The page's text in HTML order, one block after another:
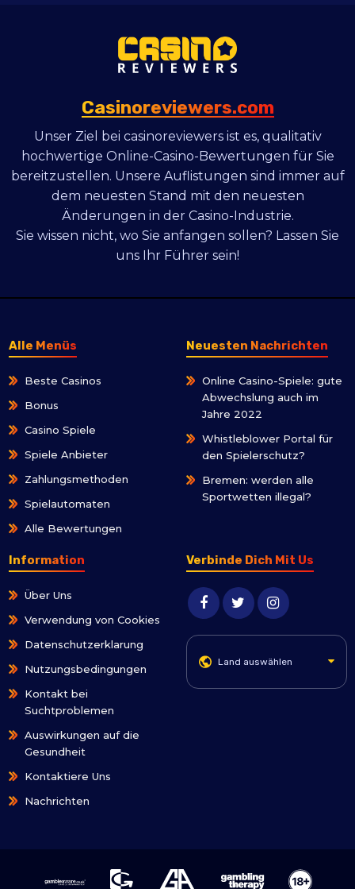
Casinoreviewers.com
Unser Ziel bei casinoreviewers ist es, qualitativ
hochwertige Online-Casino-Bewertungen für Sie
bereitzustellen. Unsere Auflistungen sind immer auf
dem neuesten Stand mit den neuesten
Änderungen in der Casino-Industrie.
Sie wissen nicht, wo Sie anfangen sollen? Lassen Sie
uns Ihr Führer sein!
Alle Menüs
Beste Casinos
Bonus
Casino Spiele
Spiele Anbieter
Zahlungsmethoden
Spielautomaten
Alle Bewertungen
Neuesten Nachrichten
Online Casino-Spiele: gute
Abwechslung auch im
Jahre 2022
Whistleblower Portal für
den Spielerschutz?
Bremen: werden alle
Sportwetten illegal?
Information
Über Uns
Verwendung von Cookies
Datenschutzerklarung
Nutzungsbedingungen
Kontakt bei
Suchtproblemen
Auswirkungen auf die
Gesundheit
Kontaktiere Uns
Nachrichten
Verbinde Dich Mit Us
Land auswählen